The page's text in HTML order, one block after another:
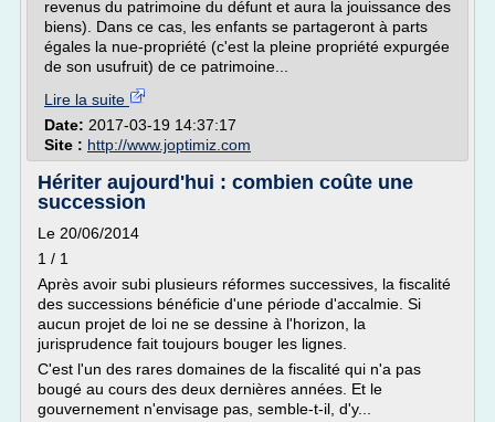
revenus du patrimoine du défunt et aura la jouissance des
biens). Dans ce cas, les enfants se partageront à parts
égales la nue-propriété (c'est la pleine propriété expurgée
de son usufruit) de ce patrimoine...
Lire la suite
Date: 2017-03-19 14:37:17
Site : http://www.joptimiz.com
Hériter aujourd'hui : combien coûte une
succession
Le 20/06/2014
1 / 1
Après avoir subi plusieurs réformes successives, la fiscalité
des successions bénéficie d'une période d'accalmie. Si
aucun projet de loi ne se dessine à l'horizon, la
jurisprudence fait toujours bouger les lignes.
C'est l'un des rares domaines de la fiscalité qui n'a pas
bougé au cours des deux dernières années. Et le
gouvernement n'envisage pas, semble-t-il, d'y...